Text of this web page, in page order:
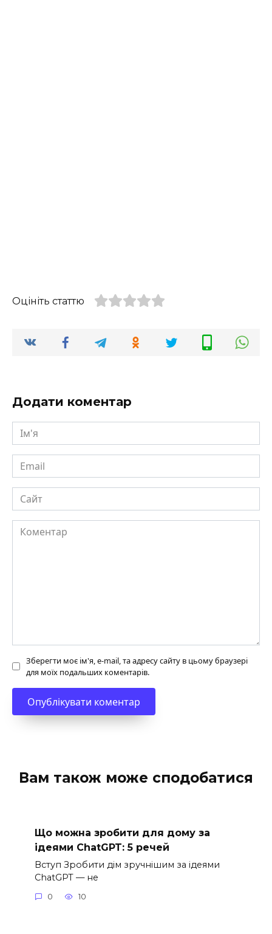
Оцініть статтю
Додати коментар
Ім'я
Email
Сайт
Коментар
Зберегти моє ім'я, e-mail, та адресу сайту в цьому браузері
для моїх подальших коментарів.
Вам також може сподобатися
Що можна зробити для дому за
ідеями ChatGPT: 5 речей
Вступ Зробити дім зручнішим за ідеями
ChatGPT — не
0 10